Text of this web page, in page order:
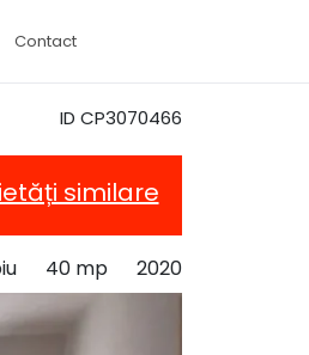
Contact
ID CP3070466
similare
40 mp 2020